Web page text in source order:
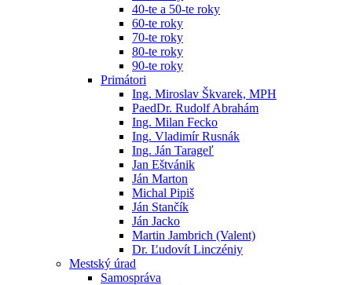
40-te a 50-te roky
60-te roky
70-te roky
80-te roky
90-te roky
Primátori
Ing. Miroslav Škvarek, MPH
PaedDr. Rudolf Abrahám
Ing. Milan Fecko
Ing. Vladimír Rusnák
Ing. Ján Tarageľ
Jan Eštvánik
Ján Marton
Michal Pipiš
Ján Stančík
Ján Jacko
Martin Jambrich (Valent)
Dr. Ľudovít Linczéniy
Mestský úrad
Samospráva